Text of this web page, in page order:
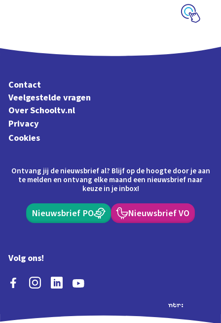
Contact
Veelgestelde vragen
Over Schooltv.nl
Privacy
Cookies
Ontvang jij de nieuwsbrief al? Blijf op de hoogte door je aan
te melden en ontvang elke maand een nieuwsbrief naar
keuze in je inbox!
Nieuwsbrief PO Nieuwsbrief VO
Volg ons!